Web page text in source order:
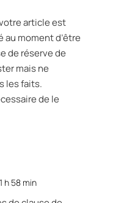
article est
moment d’être
de réserve de
mais ne
les faits.
de le
h 58 min